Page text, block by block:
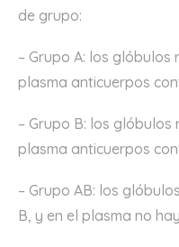
de grupo:
– Grupo A: los glóbulos
plasma anticuerpos
– Grupo B: los glóbulos
plasma anticuerpos
– Grupo AB: los
B, y en el plasma no